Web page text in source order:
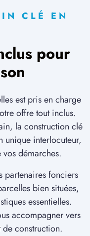
CLÉ EN
pour
est pris en charge
offre tout inclus.
la construction clé
unique interlocuteur,
démarches.
partenaires fonciers
bien situées,
essentielles.
accompagner vers
construction.